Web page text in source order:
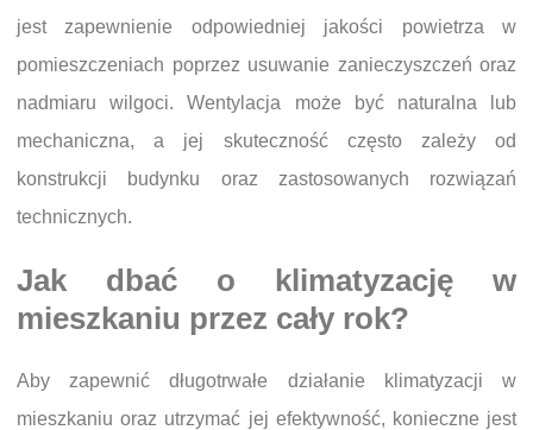
jest zapewnienie odpowiedniej jakości powietrza w
pomieszczeniach poprzez usuwanie zanieczyszczeń oraz
nadmiaru wilgoci. Wentylacja może być naturalna lub
mechaniczna, a jej skuteczność często zależy od
konstrukcji budynku oraz zastosowanych rozwiązań
technicznych.
Jak dbać o klimatyzację w
mieszkaniu przez cały rok?
Aby zapewnić długotrwałe działanie klimatyzacji w
mieszkaniu oraz utrzymać jej efektywność, konieczne jest